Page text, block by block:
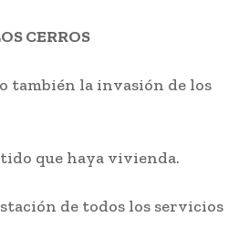
CERROS
también la invasión de los
que haya vivienda.
de todos los servicios